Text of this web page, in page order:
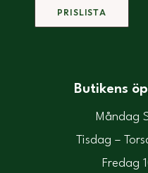
PRISLISTA
Butikens
Måndag
Tisdag –
Fredag